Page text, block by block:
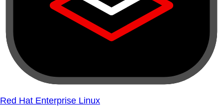
Red Hat Enterprise Linux